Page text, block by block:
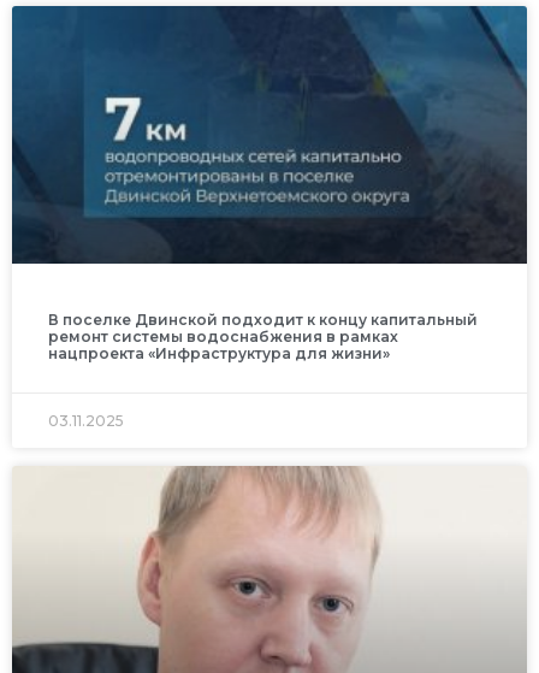
В поселке Двинской подходит к концу капитальный
ремонт системы водоснабжения в рамках
нацпроекта «Инфраструктура для жизни»
03.11.2025